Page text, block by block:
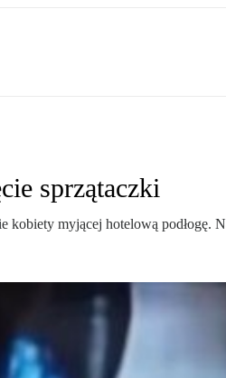
sprzątaczki
kobiety myjącej hotelową podłogę.